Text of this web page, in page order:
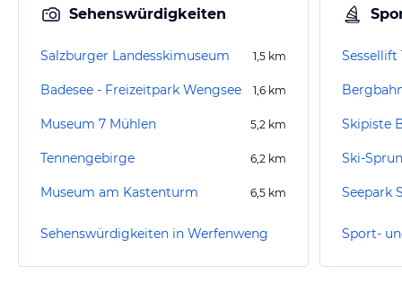
Sehenswürdigkeiten
Salzburger Landesskimuseum 1,5 km
Badesee - Freizeitpark Wengsee 1,6 km
Museum 7 Mühlen 5,2 km
Tennengebirge 6,2 km
Museum am Kastenturm 6,5 km
Sehenswürdigkeiten in Werfenweng
Sessellift
Skipiste
Ski-
Seepark